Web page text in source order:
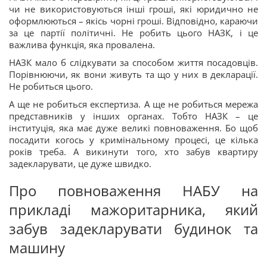
чи не використовуються інші гроші, які юридично не
оформлюються – якісь чорні гроші. Відповідно, караючи
за це партії політичні. Не робить цього НАЗК, і це
важлива функція, яка провалена.
НАЗК мало б слідкувати за способом життя посадовців.
Порівнюючи, як вони живуть та що у них в декларації.
Не робиться цього.
А ще не робиться експертиза. А ще не робиться мережа
представників у інших органах. Тобто НАЗК – це
інституція, яка має дуже великі повноваження. Бо щоб
посадити когось у кримінальному процесі, це кілька
років треба. А викинути того, хто забув квартиру
задекларувати, це дуже швидко.
Про повноваження НАБУ на
прикладі мажоритарника, який
забув задекларувати будинок та
машину